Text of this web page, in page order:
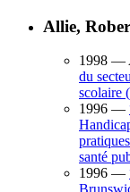
Allie,
1998 —
du
scolaire
1996 —
santé
1996 —